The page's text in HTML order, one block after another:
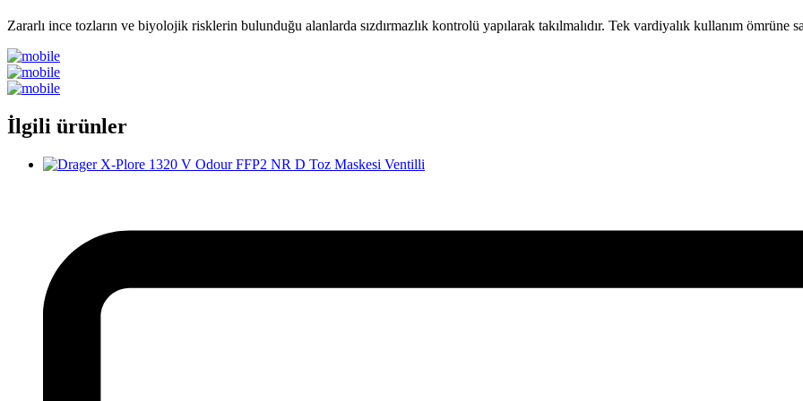
Zararlı ince tozların ve biyolojik risklerin bulunduğu alanlarda sızdırmazlık kontrolü yapılarak takılmalıdır. Tek vardiyalık kullanım ömrüne
İlgili ürünler